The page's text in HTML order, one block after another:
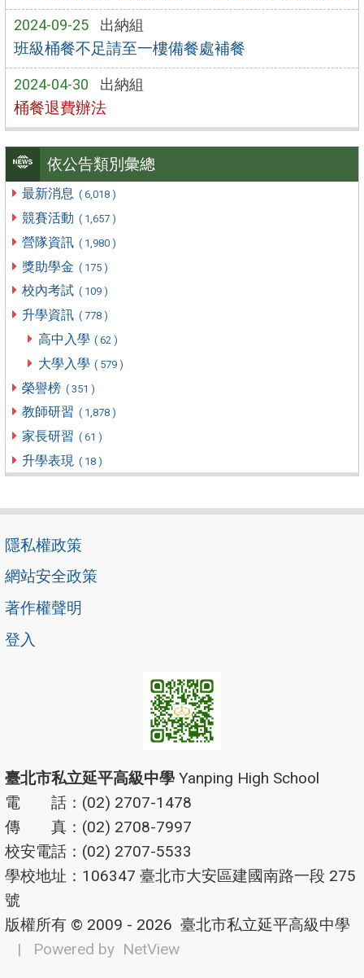
2024-09-25 出納組
班級桶餐不足請至一樓備餐處補餐
2024-04-30 出納組
桶餐退費辦法
依公告類別彙總
最新消息 ( 6,018 )
競賽活動 ( 1,657 )
營隊資訊 ( 1,980 )
獎助學金 ( 175 )
校內考試 ( 109 )
升學資訊 ( 778 )
高中入學 ( 62 )
大學入學 ( 579 )
榮譽榜 ( 351 )
教師研習 ( 1,878 )
家長研習 ( 61 )
升學表現 ( 18 )
隱私權政策
網站安全政策
著作權聲明
登入
臺北市私立延平高級中學 Yanping High School
電 話：(02) 2707-1478
傳 真：(02) 2708-7997
校安電話：(02) 2707-5533
學校地址：106347 臺北市大安區建國南路一段 275
號
版權所有 © 2009 - 2026 臺北市私立延平高級中學
| Powered by NetView